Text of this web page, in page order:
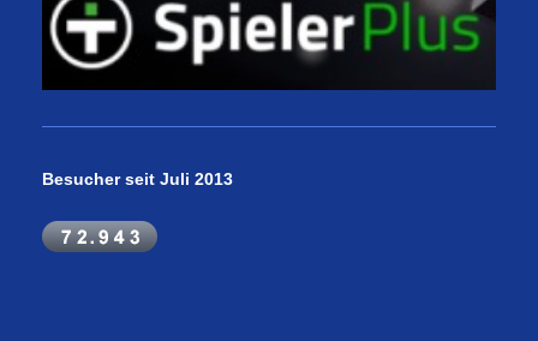
Besucher seit Juli 2013